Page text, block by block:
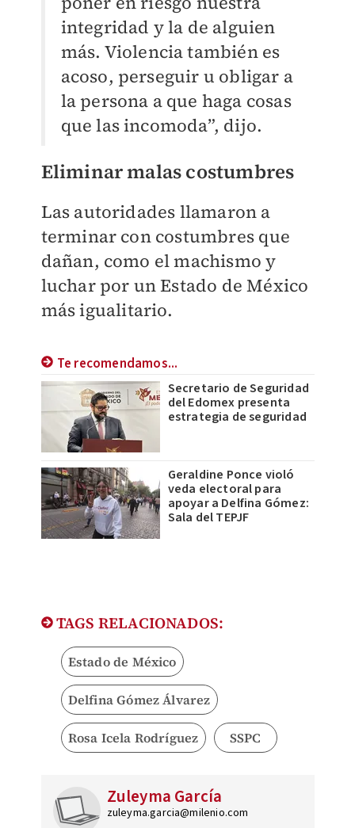
integridad y la de alguien
más. Violencia también es
acoso, perseguir u obligar a
la persona a que haga cosas
que las incomoda”, dijo.
Eliminar malas costumbres
Las autoridades llamaron a
terminar con costumbres que
dañan, como el machismo y
luchar por un Estado de México
más igualitario.
Te recomendamos...
Secretario de Seguridad
del Edomex presenta
estrategia de seguridad
Geraldine Ponce violó
veda electoral para
apoyar a Delfina Gómez:
Sala del TEPJF
TAGS RELACIONADOS:
Estado de México
Delfina Gómez Álvarez
Rosa Icela Rodríguez SSPC
Zuleyma García
zuleyma.garcia@milenio.com